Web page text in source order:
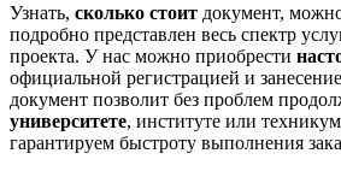
Узнать, сколько стоит документ,
подробно представлен весь спектр
проекта. У нас можно приобрести
официальной регистрацией и
документ позволит без проблем
университете, институте или
гарантируем быстроту выполнения